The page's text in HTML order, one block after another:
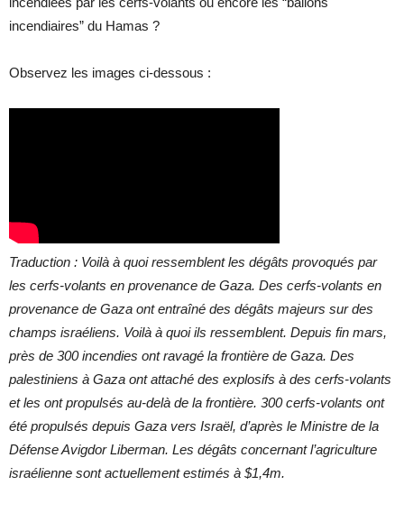
incendiaires” du Hamas ?
Observez les images ci-dessous :
Traduction : Voilà à quoi ressemblent les dégâts provoqués par
les cerfs-volants en provenance de Gaza. Des cerfs-volants en
provenance de Gaza ont entraîné des dégâts majeurs sur des
champs israéliens. Voilà à quoi ils ressemblent. Depuis fin mars,
près de 300 incendies ont ravagé la frontière de Gaza. Des
palestiniens à Gaza ont attaché des explosifs à des cerfs-volants
et les ont propulsés au-delà de la frontière. 300 cerfs-volants ont
été propulsés depuis Gaza vers Israël, d’après le Ministre de la
Défense Avigdor Liberman. Les dégâts concernant l’agriculture
israélienne sont actuellement estimés à $1,4m.